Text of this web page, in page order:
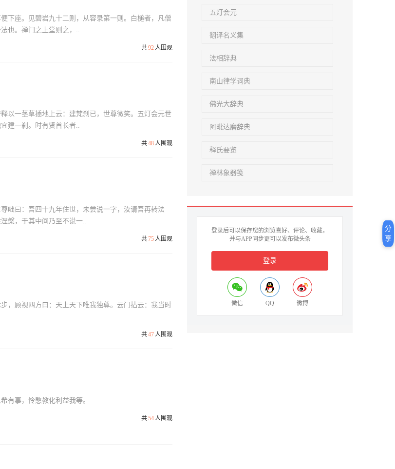
下座。见碧岩九十二则，从容录第一则。白槌者，凡僧
也。禅门之上堂则之，..
共92人围观
以一茎草插地上云：建梵刹已，世尊微笑。五灯会元世
建一刹。时有贤首长者..
共48人围观
咄曰：吾四十九年住世，未尝说一字，汝请吾再转法
槃，于其中间乃至不说一..
共75人围观
，顾视四方曰：天上天下唯我独尊。云门拈云：我当时
共47人围观
有事，怜愍教化利益我等。
共54人围观
五灯会元
翻译名义集
法相辞典
南山律学词典
佛光大辞典
阿毗达磨辞典
释氏要览
禅林象器笺
登录后可以保存您的浏览喜好、评论、收藏，
并与APP同步更可以发布微头条
登录
微信 QQ 微博
分
享